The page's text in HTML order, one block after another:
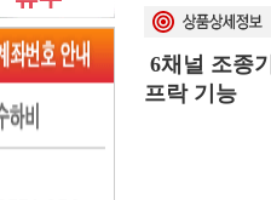
6채널 조종
프락 기능